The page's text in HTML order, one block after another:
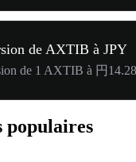
de AXTIB à JPY
de 1 AXTIB à 円
populaires